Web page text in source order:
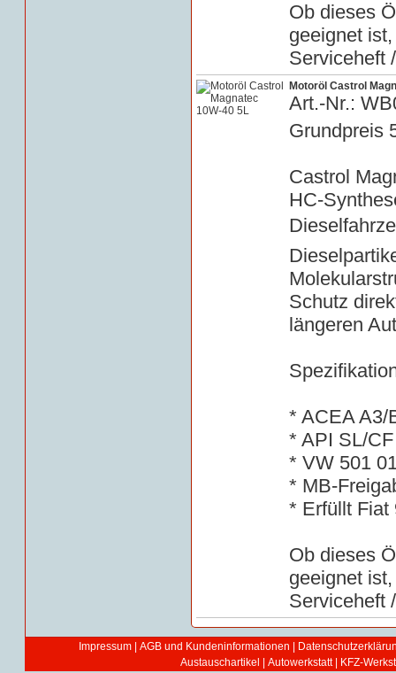
Ob dieses
geeignet
Serviceheft
Motoröl Castrol
Art.-Nr.:
Grundpreis
Castrol
HC-
Schutz
längeren
* ACEA A3/
* API SL/CF
* VW 501
* MB-
* Erfüllt Fiat
Ob dieses
geeignet
Serviceheft
Impressum AGB und Kundeninformationen
Austauschartikel
Autowerkstatt | KFZ-